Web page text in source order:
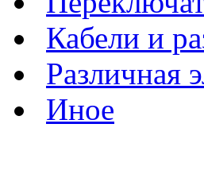
Кабели и
Различная
Иное